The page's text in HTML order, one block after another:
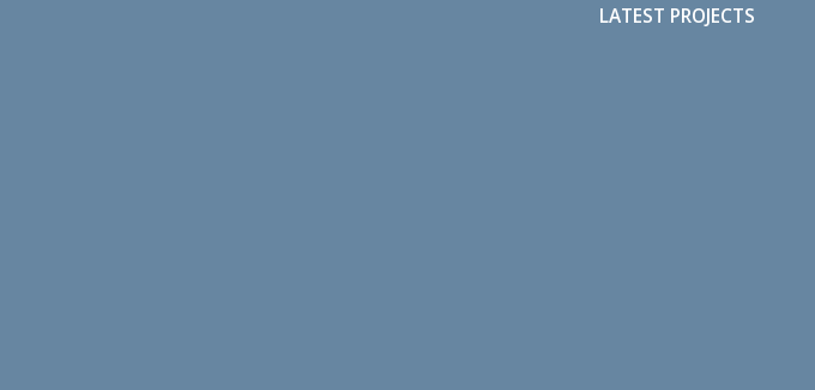
LATEST PROJECTS